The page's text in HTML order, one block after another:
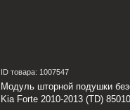
ID товара: 1007547
Модуль шторной подушки
Kia Forte 2010-2013 (TD)